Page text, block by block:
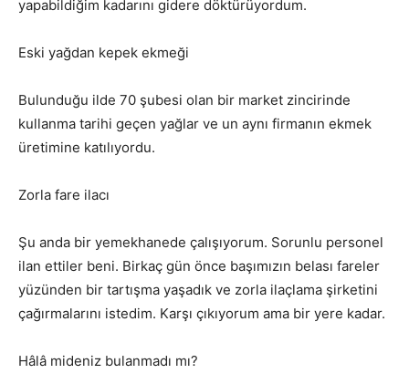
yapabildiğim kadarını gidere döktürüyordum.
Eski yağdan kepek ekmeği
Bulunduğu ilde 70 şubesi olan bir market zincirinde
kullanma tarihi geçen yağlar ve un aynı firmanın ekmek
üretimine katılıyordu.
Zorla fare ilacı
Şu anda bir yemekhanede çalışıyorum. Sorunlu personel
ilan ettiler beni. Birkaç gün önce başımızın belası fareler
yüzünden bir tartışma yaşadık ve zorla ilaçlama şirketini
çağırmalarını istedim. Karşı çıkıyorum ama bir yere kadar.
Hâlâ mideniz bulanmadı mı?